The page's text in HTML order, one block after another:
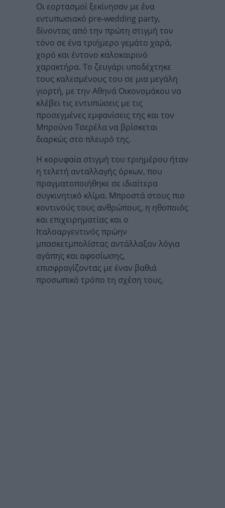
Οι εορτασμοί ξεκίνησαν με ένα
εντυπωσιακό pre-wedding party,
δίνοντας από την πρώτη στιγμή τον
τόνο σε ένα τριήμερο γεμάτο χαρά,
χορό και έντονο καλοκαιρινό
χαρακτήρα. Το ζευγάρι υποδέχτηκε
τους καλεσμένους του σε μια μεγάλη
γιορτή, με την Αθηνά Οικονομάκου να
κλέβει τις εντυπώσεις με τις
προσεγμένες εμφανίσεις της και τον
Μπρούνο Τσερέλα να βρίσκεται
διαρκώς στο πλευρό της.
Η κορυφαία στιγμή του τριημέρου ήταν
η τελετή ανταλλαγής όρκων, που
πραγματοποιήθηκε σε ιδιαίτερα
συγκινητικό κλίμα. Μπροστά στους πιο
κοντινούς τους ανθρώπους, η ηθοποιός
και επιχειρηματίας και ο
Ιταλοαργεντινός πρώην
μπασκετμπολίστας αντάλλαξαν λόγια
αγάπης και αφοσίωσης,
επισφραγίζοντας με έναν βαθιά
προσωπικό τρόπο τη σχέση τους.